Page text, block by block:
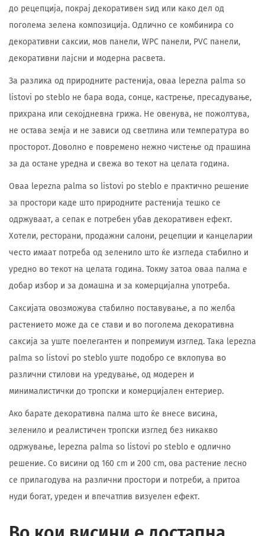
до рецепција, покрај декоративен ѕид или како дел од
поголема зелена композиција. Одлично се комбинира со
декоративни саксии, мов панели, WPC панели, PVC панели,
декоративни лајсни и модерна расвета.
За разлика од природните растенија, оваа lepezna palma so
listovi po steblo не бара вода, сонце, кастрење, пресадување,
прихрана или секојдневна грижа. Не овенува, не пожолтува,
не остава земја и не зависи од светлина или температура во
просторот. Доволно е повремено нежно чистење од прашина
за да остане уредна и свежа во текот на целата година.
Оваа lepezna palma so listovi po steblo е практично решение
за простори каде што природните растенија тешко се
одржуваат, а сепак е потребен убав декоративен ефект.
Хотели, ресторани, продажни салони, рецепции и канцеларии
често имаат потреба од зеленило што ќе изгледа стабилно и
уредно во текот на целата година. Токму затоа оваа палма е
добар избор и за домашна и за комерцијална употреба.
Саксијата овозможува стабилно поставување, а по желба
растението може да се стави и во поголема декоративна
саксија за уште поелегантен и попремиум изглед. Така lepezna
palma so listovi po steblo уште подобро се вклопува во
различни стилови на уредување, од модерен и
минималистички до тропски и комерцијален ентериер.
Ако барате декоративна палма што ќе внесе висина,
зеленило и реалистичен тропски изглед без никакво
одржување, lepezna palma so listovi po steblo е одлично
решение. Со висини од 160 cm и 200 cm, ова растение лесно
се прилагодува на различни простори и потреби, а притоа
нуди богат, уреден и впечатлив визуелен ефект.